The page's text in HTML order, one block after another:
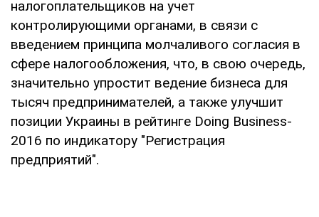
налогоплательщиков на учет
контролирующими органами, в связи с
введением принципа молчаливого согласия в
сфере налогообложения, что, в свою очередь,
значительно упростит ведение бизнеса для
тысяч предпринимателей, а также улучшит
позиции Украины в рейтинге Doing Business-
2016 по индикатору "Регистрация
предприятий".